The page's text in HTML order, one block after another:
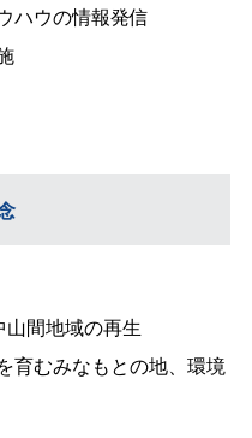
ハウの情報発信
間地域の再生
育むみなもとの地、環境